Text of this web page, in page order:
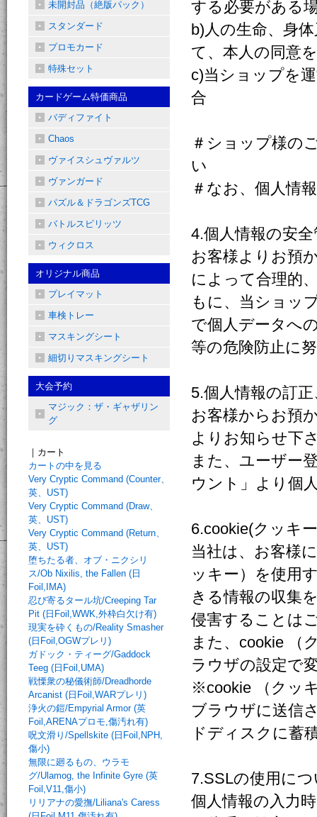
する必要がある
b)人の生命、身
て、本人の同意
c)当ショップを
合
＃ショップ様の
い
＃なお、個人情
4.個人情報の安全
お客様よりお預
によって合理的
もに、当ショッ
で個人データへ
等の危険防止に
5.個人情報の訂
お客様からお預
よりお知らせ下
また、ユーザー
ウント」より個
6.cookie(クッキ
当社は、お客様
ッキー）を使用
きる情報の収集
侵害することは
また、cookie （
ラウザの設定で
※cookie （クッ
ブラウザに送信
ドディスクに蓄
7.SSLの使用に
個人情報の入力
未開封品（絶版パック）
スタンダード
プロモカード
特殊セット
カードゲーム特価商品
バディファイト
Chaos
ヴァイスシュヴァルツ
ヴァンガード
パズル＆ドラゴンズTCG
バトルスピリッツ
ウィクロス
オリジナル商品
プレイマット
車検トレー
マスキングシート
細切りマスキングシート
大会予約
マジック：ザ・ギャザリン
グ
｜カート
カートの中を見る
Very Cryptic Command (Counter、
英、UST)
Very Cryptic Command (Draw、
英、UST)
Very Cryptic Command (Return、
英、UST)
堕ちたる者、オブ・ニクシリ
ス/Ob Nixilis, the Fallen (日
Foil,IMA)
忍び寄るタール坑/Creeping Tar
Pit (日Foil,WWK,外枠白欠け有)
現実を砕くもの/Reality Smasher
(日Foil,OGWプレリ)
ガドック・ティーグ/Gaddock
Teeg (日Foil,UMA)
戦慄衆の秘儀術師/Dreadhorde
Arcanist (日Foil,WARプレリ)
浄火の鎧/Empyrial Armor (英
Foil,ARENAプロモ,傷汚れ有)
呪文滑り/Spellskite (日Foil,NPH,
傷小)
無限に廻るもの、ウラモ
グ/Ulamog, the Infinite Gyre (英
Foil,V11,傷小)
リリアナの愛撫/Liliana's Caress